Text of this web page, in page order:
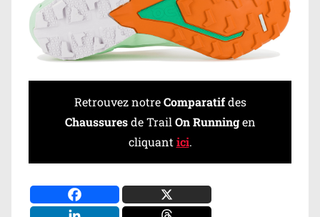
Retrouvez notreComparatifdes
Chaussuresde Trail On Runningen
cliquant ici.